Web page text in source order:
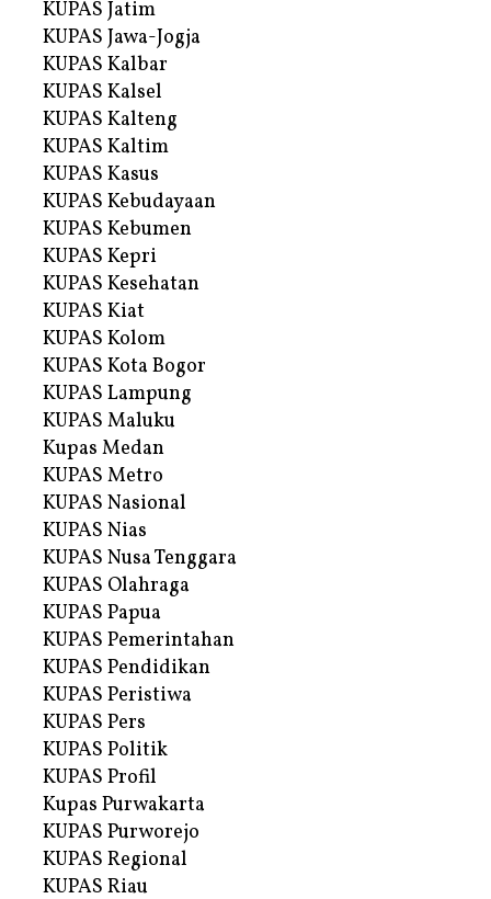
KUPAS Jatim
KUPAS Jawa-Jogja
KUPAS Kalbar
KUPAS Kalsel
KUPAS Kalteng
KUPAS Kaltim
KUPAS Kasus
KUPAS Kebudayaan
KUPAS Kebumen
KUPAS Kepri
KUPAS Kesehatan
KUPAS Kiat
KUPAS Kolom
KUPAS Kota Bogor
KUPAS Lampung
KUPAS Maluku
Kupas Medan
KUPAS Metro
KUPAS Nasional
KUPAS Nias
KUPAS Nusa Tenggara
KUPAS Olahraga
KUPAS Papua
KUPAS Pemerintahan
KUPAS Pendidikan
KUPAS Peristiwa
KUPAS Pers
KUPAS Politik
KUPAS Profil
Kupas Purwakarta
KUPAS Purworejo
KUPAS Regional
KUPAS Riau